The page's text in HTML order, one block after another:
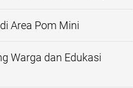
Area Pom Mini
Warga dan Edukasi